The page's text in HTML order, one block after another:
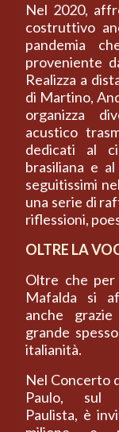
Nel 2020,
costruttivo
pandemia
proveniente
Realizza a
di Martino,
organizza
acustico
dedicati al
brasiliana e
seguitissimi
una serie di
riflessioni,
OLTRE LA
Oltre che
Mafalda si
anche
grande
italianità.
Nel Concerto
Paulo, sul
Paulista, è